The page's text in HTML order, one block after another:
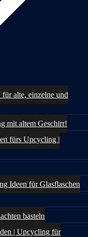
alte, einzelne und
mit altem Geschirr!
fürs Upcycling |
Ideen für Glasflaschen
basteln
| Upcycling für